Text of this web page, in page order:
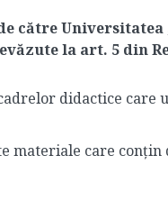
către
la art. 5 din
didactice
materiale care